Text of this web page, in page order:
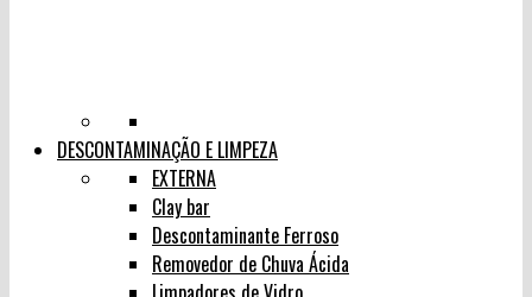
DESCONTAMINAÇÃO E LIMPEZA
EXTERNA
Clay bar
Descontaminante Ferroso
Removedor de Chuva Ácida